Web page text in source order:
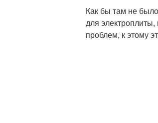
Как бы там не
для
проблем, к этому